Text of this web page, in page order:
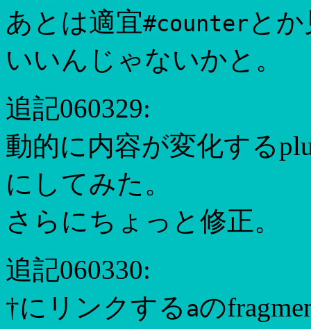
あとは適宜#counterと
いいんじゃないかと。
追記060329:
動的に内容が変化する
にしてみた。
さらにちょっと修正。
追記060330:
†にリンクする aの